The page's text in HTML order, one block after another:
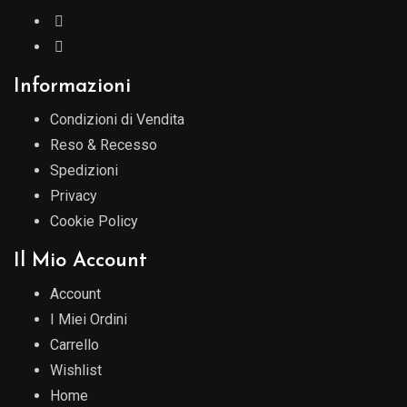
Informazioni
Condizioni di Vendita
Reso & Recesso
Spedizioni
Privacy
Cookie Policy
Il Mio Account
Account
I Miei Ordini
Carrello
Wishlist
Home